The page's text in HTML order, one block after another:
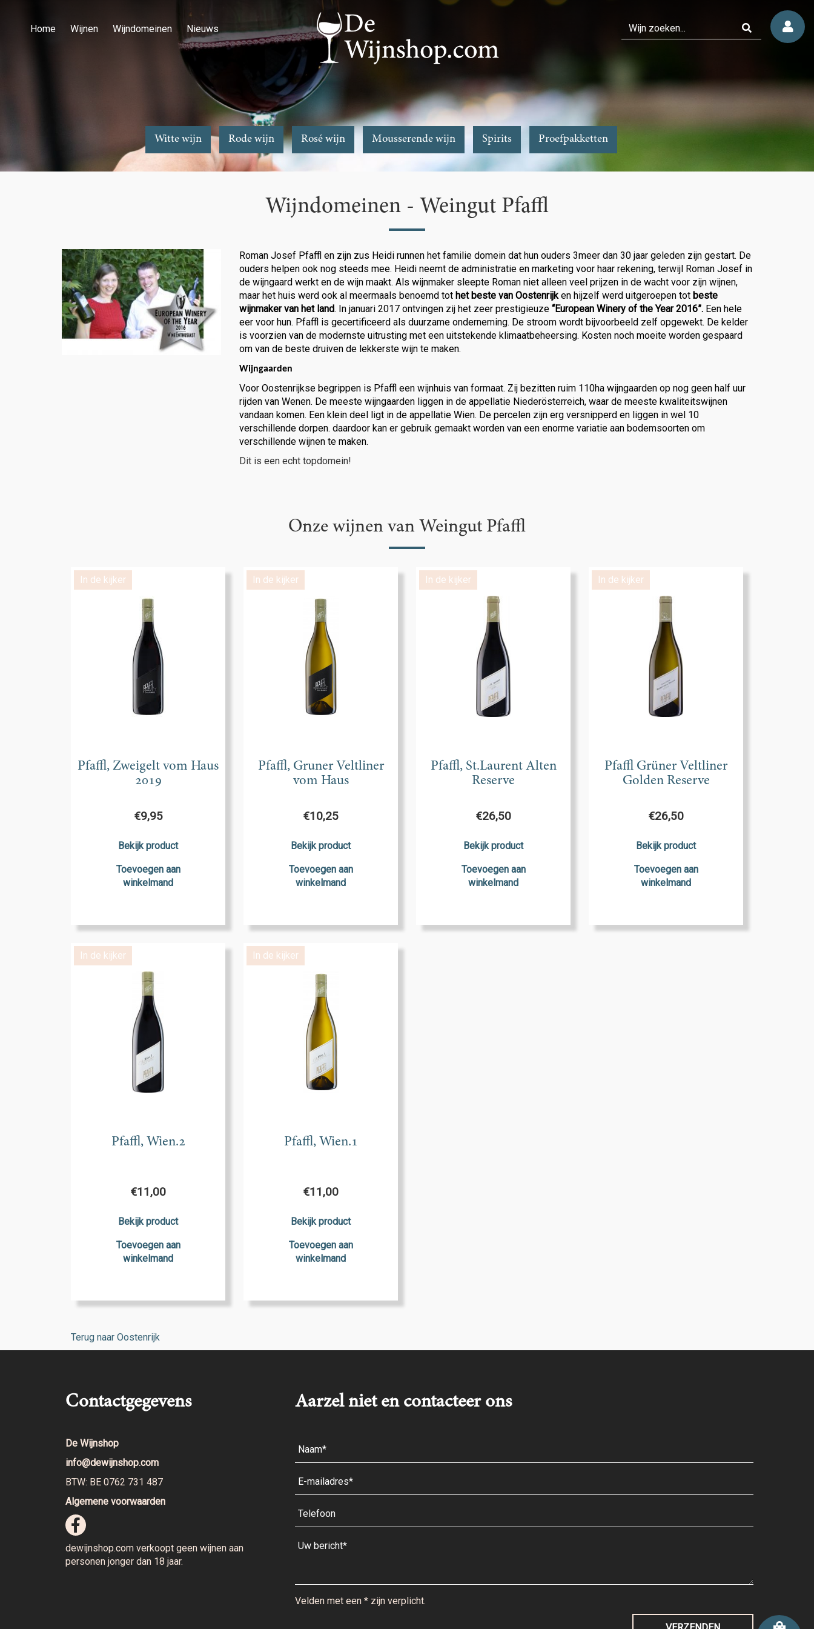
Home Wijnen Wijndomeinen Nieuws
Witte wijn Rode wijn Rosé wijn Mousserende wijn Spirits Proefpakketten
Wijndomeinen - Weingut Pfaffl
Roman Josef Pfaffl en zijn zus Heidi runnen het familie domein dat hun ouders 3meer dan 30 jaar geleden zijn gestart. De
ouders helpen ook nog steeds mee. Heidi neemt de administratie en marketing voor haar rekening, terwijl Roman Josef in
de wijngaard werkt en de wijn maakt. Als wijnmaker sleepte Roman niet alleen veel prijzen in de wacht voor zijn wijnen,
maar het huis werd ook al meermaals benoemd tot het beste van Oostenrijken hijzelf werd uitgeroepen tot beste
wijnmaker van het land. In januari 2017 ontvingen zij het zeer prestigieuze “European Winery of the Year 2016”.Een hele
eer voor hun. Pfaffl is gecertificeerd als duurzame onderneming. De stroom wordt bijvoorbeeld zelf opgewekt. De kelder
is voorzien van de modernste uitrusting met een uitstekende klimaatbeheersing. Kosten noch moeite worden gespaard
om van de beste druiven de lekkerste wijn te maken.
Wijngaarden
Voor Oostenrijkse begrippen is Pfaffl een wijnhuis van formaat. Zij bezitten ruim 110ha wijngaarden op nog geen half uur
rijden van Wenen. De meeste wijngaarden liggen in de appellatie Niederösterreich, waar de meeste kwaliteitswijnen
vandaan komen. Een klein deel ligt in de appellatie Wien. De percelen zijn erg versnipperd en liggen in wel 10
verschillende dorpen. daardoor kan er gebruik gemaakt worden van een enorme variatie aan bodemsoorten om
verschillende wijnen te maken.
Dit is een echt topdomein!
Onze wijnen van Weingut Pfaffl
In de kijker
Pfaffl, Zweigelt vom Haus
2019
€9,95
Bekijk product
Toevoegen aan
winkelmand
In de kijker
Pfaffl, Gruner Veltliner
vom Haus
€10,25
Bekijk product
Toevoegen aan
winkelmand
In de kijker
Pfaffl, St.Laurent Alten
Reserve
€26,50
Bekijk product
Toevoegen aan
winkelmand
In de kijker
Pfaffl Grüner Veltliner
Golden Reserve
€26,50
Bekijk product
Toevoegen aan
winkelmand
In de kijker
Pfaffl, Wien.2
€11,00
Bekijk product
Toevoegen aan
winkelmand
In de kijker
Pfaffl, Wien.1
€11,00
Bekijk product
Toevoegen aan
winkelmand
Terug naar Oostenrijk
Contactgegevens
De Wijnshop
info@dewijnshop.com
BTW: BE 0762 731 487
Algemene voorwaarden
dewijnshop.com verkoopt geen wijnen aan
personen jonger dan 18 jaar.
Aarzel niet en contacteer ons
Velden met een * zijn verplicht.